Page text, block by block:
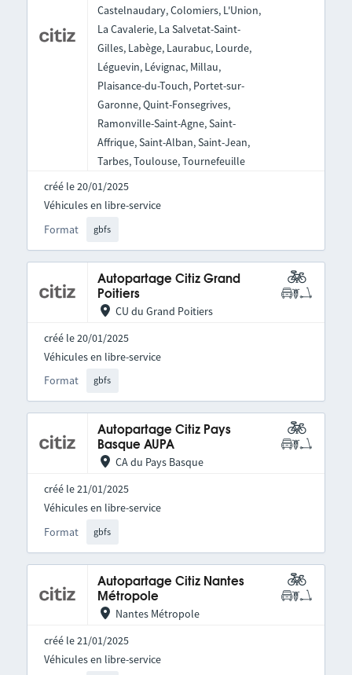
Castelnaudary, Colomiers, L'Union,
La Cavalerie, La Salvetat-Saint-
Gilles, Labège, Laurabuc, Lourde,
Léguevin, Lévignac, Millau,
Plaisance-du-Touch, Portet-sur-
Garonne, Quint-Fonsegrives,
Ramonville-Saint-Agne, Saint-
Affrique, Saint-Alban, Saint-Jean,
Tarbes, Toulouse, Tournefeuille
créé le 20/01/2025
Format gbfs
Véhicules en libre-service
Autopartage Citiz Grand
Poitiers
CU du Grand Poitiers
créé le 20/01/2025
Format gbfs
Véhicules en libre-service
Autopartage Citiz Pays
Basque AUPA
CA du Pays Basque
créé le 21/01/2025
Format gbfs
Véhicules en libre-service
Autopartage Citiz Nantes
Métropole
Nantes Métropole
créé le 21/01/2025
Véhicules en libre-service